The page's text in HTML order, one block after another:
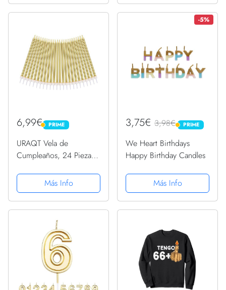
6,99€ PRIME
PRIME
URAQT Vela de
Cumpleaños, 24 Piezas
Metálicas para Cupcakes
en Soportes, Velas
Doradas Largas y Finas
Bodas, Fiesta,...
Más Info
-5%
3,75€ 3,98€ PRIME
PRIME
We Heart Birthdays
Happy Birthday Candles
Más Info